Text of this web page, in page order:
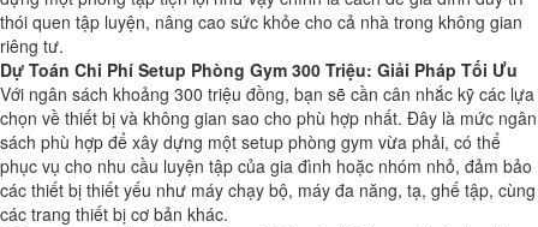
thói quen tập luyện, nâng cao sức khỏe cho cả nhà trong không gian
riêng tư.
Dự Toán Chi Phí Setup Phòng Gym 300 Triệu: Giải Pháp Tối Ưu
Với ngân sách khoảng 300 triệu đồng, bạn sẽ cần cân nhắc kỹ các lựa
chọn về thiết bị và không gian sao cho phù hợp nhất. Đây là mức ngân
sách phù hợp để xây dựng một setup phòng gym vừa phải, có thể
phục vụ cho nhu cầu luyện tập của gia đình hoặc nhóm nhỏ, đảm bảo
các thiết bị thiết yếu như máy chạy bộ, máy đa năng, tạ, ghế tập, cùng
các trang thiết bị cơ bản khác.